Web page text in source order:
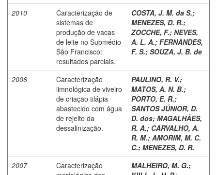
2010
Caracterização de
sistemas de
produção de vacas
de leite no Submédio
São Francisco:
resultados parciais.
COSTA, J. M. da S.;
MENEZES, D. R.;
ZOCCHE, F.; NEVES,
A. L. A.; FERNANDES,
F. S.; SOUZA, J. B. de
2006
Caracterização
limnológica de viveiro
de criação tilápia
abastecido com água
de rejeito da
dessalinização.
PAULINO, R. V.;
MATOS, A. N. B.;
PORTO, E. R.;
SANTOS JÚNIOR, D.
D. dos; MAGALHÃES,
R. A.; CARVALHO, A.
R. M.; AMORIM, M. C.
C.; MENEZES, D. R.
2007
Caracterização
MALHEIRO, M. G.;